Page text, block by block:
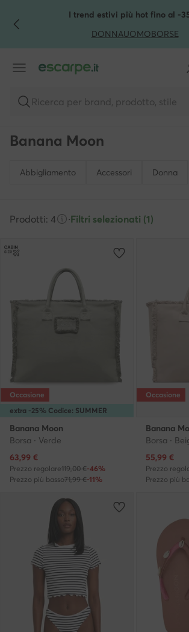
VAI AL CONTENUTO PRINCIPALE
VAI ALLA RICERCAI trend estivi più hot fino al -
DONNAUOMOBORSE
Ricerca per brand, prodotto, stile
Banana Moon
Abbigliamento Accessori Donna
Prodotti: 4 ·Filtri selezionati (1)
extra -25% Codice: SUMMER
Occasione
Banana Moon
Borsa · Verde
Prezzo attuale
63,99 €
Prezzo regolare119,00 €-46%
Prezzo più basso71,99 €-11%
Occasione
Banana
Borsa ·
Prezzo
55,99 €
Prezzo
Prezzo più